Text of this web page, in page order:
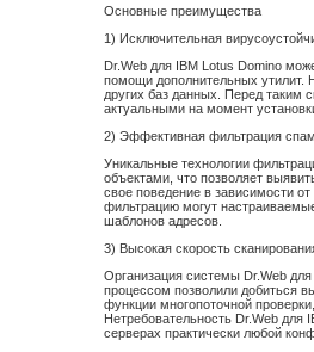
Основные преимущества
1) Исключительная
Dr.Web для IBM Lotus Domino
помощи дополнительных утилит.
других баз данных. Перед таким
актуальными на момент
2) Эффективная фильтрация
Уникальные технологии
объектами, что позволяет
свое поведение в зависимости
фильтрацию могут
шаблонов адресов.
3) Высокая скорость
Организация системы Dr.Web
процессом позволили добиться
функции многопоточной
Нетребовательность Dr.Web
серверах практически любой